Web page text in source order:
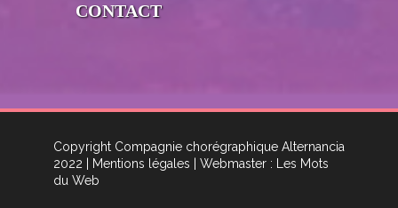
CONTACT
Copyright Compagnie chorégraphique Alternancia
2022
| Mentions légales
| Webmaster : Les Mots
du Web